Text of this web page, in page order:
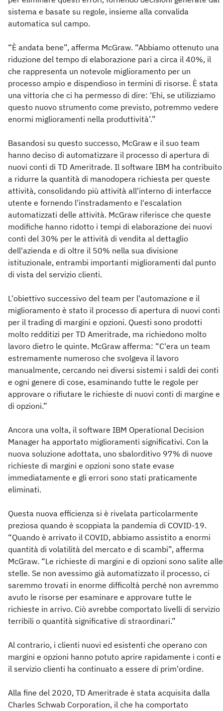
sistema e basate su regole, insieme alla convalida
automatica sul campo.
“È andata bene”, afferma McGraw. “Abbiamo ottenuto una
riduzione del tempo di elaborazione pari a circa il 40%, il
che rappresenta un notevole miglioramento per un
processo ampio e dispendioso in termini di risorse. È stata
una vittoria che ci ha permesso di dire: ‘Ehi, se utilizziamo
questo nuovo strumento come previsto, potremmo vedere
enormi miglioramenti nella produttività’.”
Basandosi su questo successo, McGraw e il suo team
hanno deciso di automatizzare il processo di apertura di
nuovi conti di TD Ameritrade. Il software IBM ha contribuito
a ridurre la quantità di manodopera richiesta per queste
attività, consolidando più attività all'interno di interfacce
utente e fornendo l'instradamento e l'escalation
automatizzati delle attività. McGraw riferisce che queste
modifiche hanno ridotto i tempi di elaborazione dei nuovi
conti del 30% per le attività di vendita al dettaglio
dell'azienda e di oltre il 50% nella sua divisione
istituzionale, entrambi importanti miglioramenti dal punto
di vista del servizio clienti.
L'obiettivo successivo del team per l'automazione e il
miglioramento è stato il processo di apertura di nuovi conti
per il trading di margini e opzioni. Questi sono prodotti
molto redditizi per TD Ameritrade, ma richiedono molto
lavoro dietro le quinte. McGraw afferma: “C'era un team
estremamente numeroso che svolgeva il lavoro
manualmente, cercando nei diversi sistemi i saldi dei conti
e ogni genere di cose, esaminando tutte le regole per
approvare o rifiutare le richieste di nuovi conti di margine e
di opzioni.”
Ancora una volta, il software IBM Operational Decision
Manager ha apportato miglioramenti significativi. Con la
nuova soluzione adottata, uno sbalorditivo 97% di nuove
richieste di margini e opzioni sono state evase
immediatamente e gli errori sono stati praticamente
eliminati.
Questa nuova efficienza si è rivelata particolarmente
preziosa quando è scoppiata la pandemia di COVID-19.
“Quando è arrivato il COVID, abbiamo assistito a enormi
quantità di volatilità del mercato e di scambi”, afferma
McGraw. “Le richieste di margini e di opzioni sono salite alle
stelle. Se non avessimo già automatizzato il processo, ci
saremmo trovati in enorme difficoltà perché non avremmo
avuto le risorse per esaminare e approvare tutte le
richieste in arrivo. Ciò avrebbe comportato livelli di servizio
terribili o quantità significative di straordinari.”
Al contrario, i clienti nuovi ed esistenti che operano con
margini e opzioni hanno potuto aprire rapidamente i conti e
il servizio clienti ha continuato a essere di prim'ordine.
Alla fine del 2020, TD Ameritrade è stata acquisita dalla
Charles Schwab Corporation, il che ha comportato